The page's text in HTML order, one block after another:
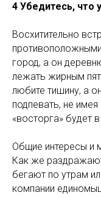
4 Убедитесь, что
Восхитительно
город, а он
лежать жирным
любите тишину, а
подпевать, не
«восторга» будет
Общие интересы и
Как же
бегают по утрам
компании